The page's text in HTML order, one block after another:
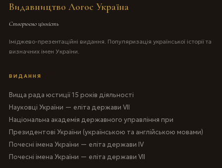
Видавництво Логос Україна
Створюємо цінність
Іміджево-презентаційні видання. Популяризація української історії та
визначних імен України.
ВИДАННЯ
Вища рада юстиції 15 років діяльності
Науковці України — еліта держави VII
Національна академія державного управління при
Президентові України (українською та англійською мовами)
Почесні імена України — еліта держави IV
Почесні імена України — еліта держави VII